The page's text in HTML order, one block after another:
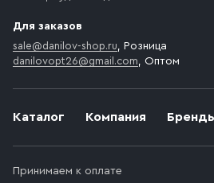
Каталог Компания
Принимаем к оплате
Для заказов
sale@danilov-shop.ru, Розница
danilovopt26@gmail.com, Оптом